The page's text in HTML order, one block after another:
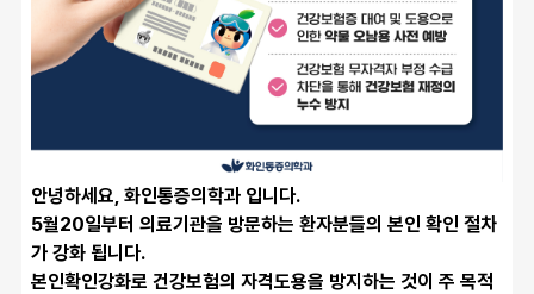
안녕하세요, 화인통증의학과 입니다.
5월20일부터 의료기관을 방문하는 환자분들의 본인 확인 절차
가 강화 됩니다.
본인확인강화로 건강보험의 자격도용을 방지하는 것이 주 목적